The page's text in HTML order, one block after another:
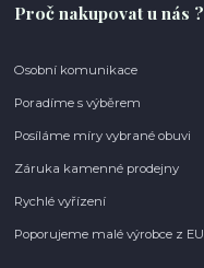
Proč nakupovat u nás ?
Osobní komunikace
Poradíme s výběrem
Posíláme míry vybrané obuvi
Záruka kamenné prodejny
Rychlé vyřízení
Poporujeme malé výrobce z EU